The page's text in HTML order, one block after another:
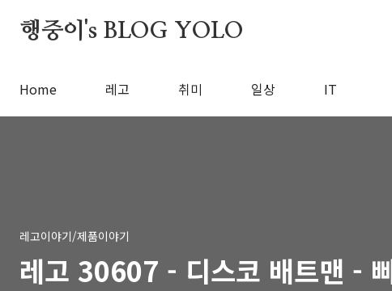
행중이's BLOG YOLO
Home 레고 취미 일상 IT
레고이야기/제품이야기
레고 30607 - 디스코 배트맨 -